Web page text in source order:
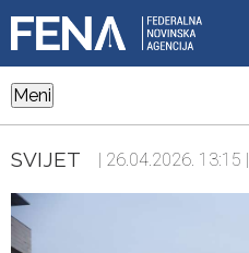
Meni
SVIJET | 26.04.2026. 13:15 |